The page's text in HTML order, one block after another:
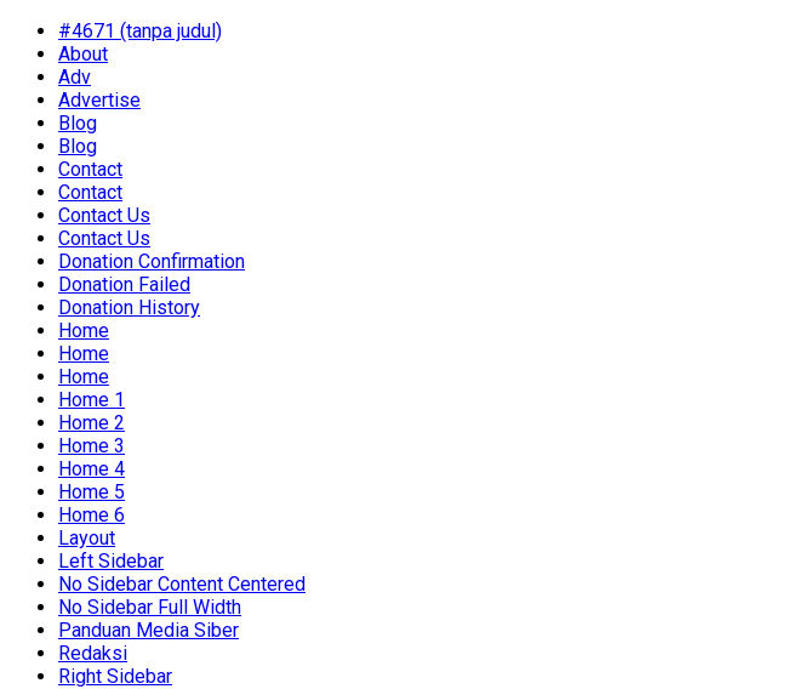
#4671 (tanpa judul)
About
Adv
Advertise
Blog
Blog
Contact
Contact
Contact Us
Contact Us
Donation Confirmation
Donation Failed
Donation History
Home
Home
Home
Home 1
Home 2
Home 3
Home 4
Home 5
Home 6
Layout
Left Sidebar
No Sidebar Content Centered
No Sidebar Full Width
Panduan Media Siber
Redaksi
Right Sidebar